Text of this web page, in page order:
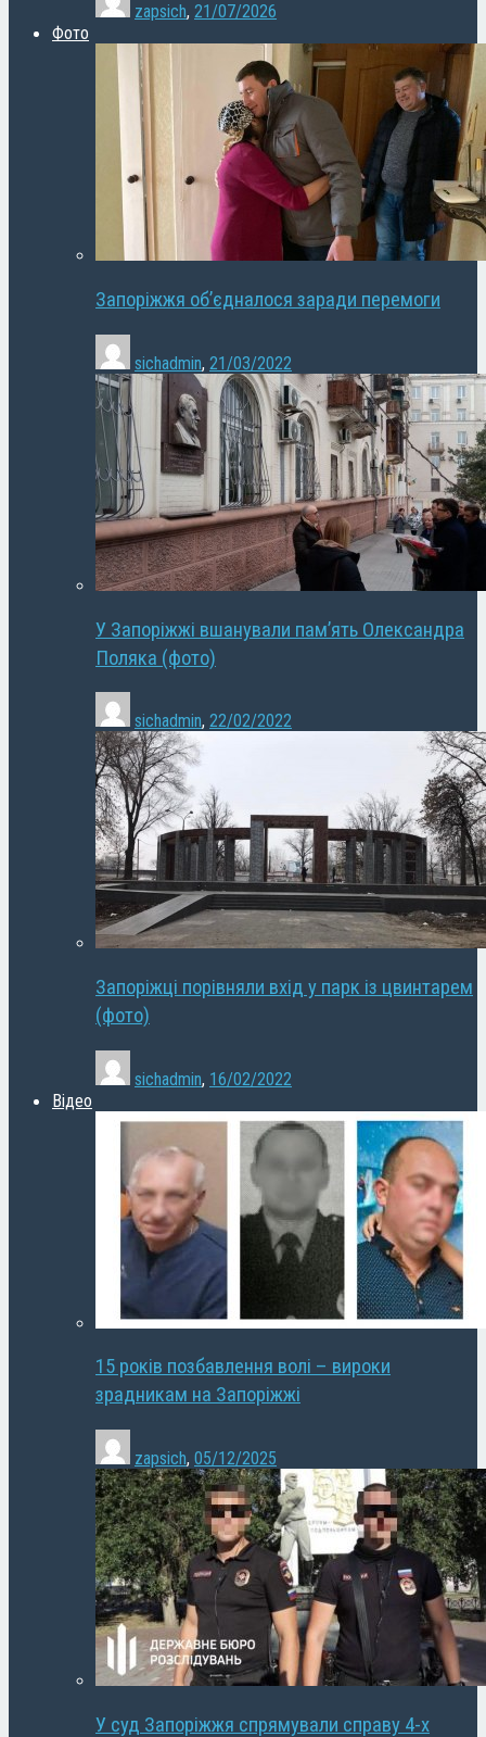
zapsich, 21/07/2026
Фото
Запоріжжя об’єдналося заради перемоги
sichadmin, 21/03/2022
У Запоріжжі вшанували пам’ять Олександра
Поляка (фото)
sichadmin, 22/02/2022
Запоріжці порівняли вхід у парк із цвинтарем
(фото)
sichadmin, 16/02/2022
Відео
15 років позбавлення волі – вироки
зрадникам на Запоріжжі
zapsich, 05/12/2025
У суд Запоріжжя спрямували справу 4-х